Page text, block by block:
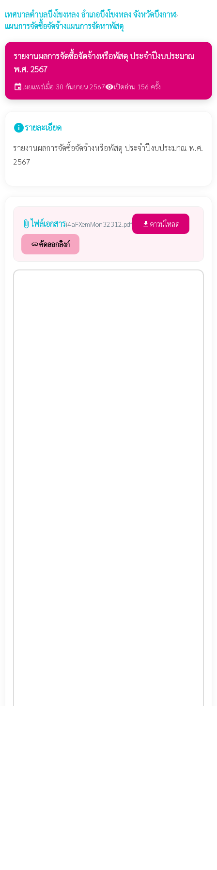
เทศบาลตำบลบึงโขงหลง อำเภอบึงโขงหลง จังหวัดบึงกาฬ›
แผนการจัดซื้อจัดจ้างแผนการจัดหาพัสดุ
รายงานผลการจัดซื้อจัดจ้างหรือพัสดุ ประจำปีงบประมาณ
พ.ศ. 2567
eventเผยแพร่เมื่อ 30 กันยายน 2567visibilityเปิดอ่าน 156 ครั้ง
infoรายละเอียด
รายงานผลการจัดซื้อจัดจ้างหรือพัสดุ ประจำปีงบประมาณ พ.ศ.
2567
attach_file ไฟล์เอกสารi4aFXemMon32312.pdf file_download ดาวน์โหลด
linkคัดลอกลิงก์